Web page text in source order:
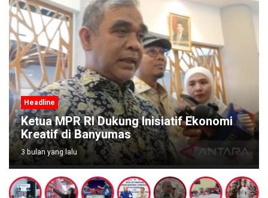
Headline
Ketua MPR RI Dukung Inisiatif Ekonomi
Kreatif di Banyumas
3 bulan yang lalu